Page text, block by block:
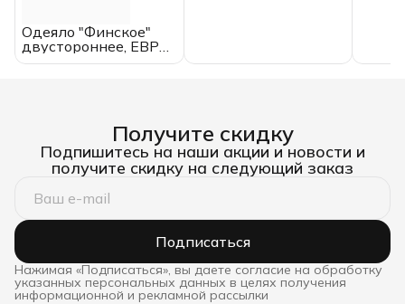
Одеяло "Финское"
двустороннее, ЕВРО,
всесезонное, хлопок
Получите скидку
Подпишитесь на наши акции и новости и
получите скидку на следующий заказ
Подписаться
Нажимая «Подписаться», вы даете согласие на обработку
указанных персональных данных в целях получения
информационной и рекламной рассылки